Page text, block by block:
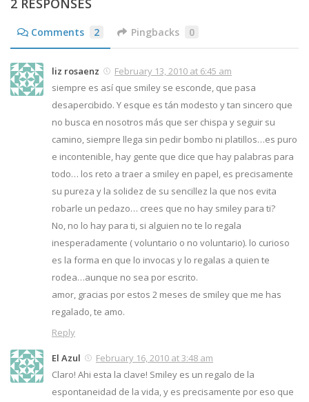
2 RESPONSES
Comments 2 Pingbacks 0
liz rosaenz
February 13, 2010 at 6:45 am
siempre es así que smiley se esconde, que pasa
desapercibido. Y esque es tán modesto y tan sincero que
no busca en nosotros más que ser chispa y seguir su
camino, siempre llega sin pedir bombo ni platillos…es puro
e incontenible, hay gente que dice que hay palabras para
todo… los reto a traer a smiley en papel, es precisamente
su pureza y la solidez de su sencillez la que nos evita
robarle un pedazo… crees que no hay smiley para ti?
No, no lo hay para ti, si alguien no te lo regala
inesperadamente ( voluntario o no voluntario). lo curioso
es la forma en que lo invocas y lo regalas a quien te
rodea…aunque no sea por escrito.
amor, gracias por estos 2 meses de smiley que me has
regalado, te amo.
Reply
El Azul
February 16, 2010 at 3:48 am
Claro! Ahi esta la clave! Smiley es un regalo de la
espontaneidad de la vida, y es precisamente por eso que